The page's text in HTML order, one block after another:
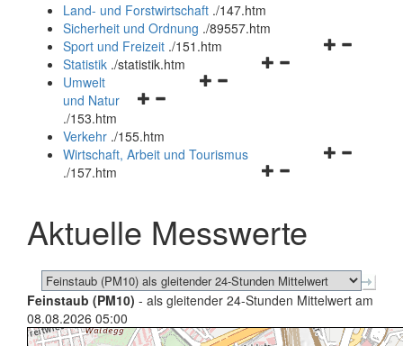
und
schließen
Land- und Forstwirtschaft ./147.htm
Sicherheit und Ordnung ./89557.htm
Navigationsmenü
Sport und Freizeit ./151.htm
Navigationsmenü
Statistik ./statistik.htm
Navigationsmenü
und
schließen
Umwelt
und Natur
./153.htm
Verkehr ./155.htm
Navigationsmenü
schließen
Wirtschaft, Arbeit und Tourismus
./157.htm
Aktuelle Messwerte
Feinstaub (PM10) - als gleitender 24-Stunden Mittelwert am
08.08.2026 05:00